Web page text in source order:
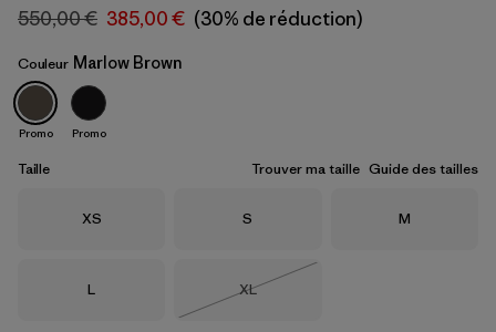
Marlow Brown
550,00 € 385,00 € (30% de réduction)
Couleur Marlow Brown
Promo Promo
Taille Trouver ma taille Guide des tailles
Taille
XS Taille
S Taille
M
Taille
L Taille
XL